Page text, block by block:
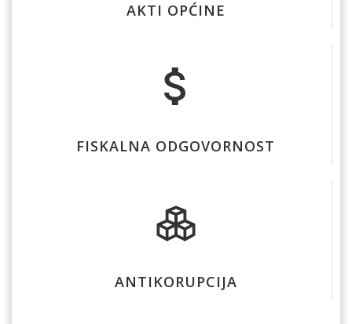
AKTI OPĆINE
FISKALNA ODGOVORNOST
ANTIKORUPCIJA